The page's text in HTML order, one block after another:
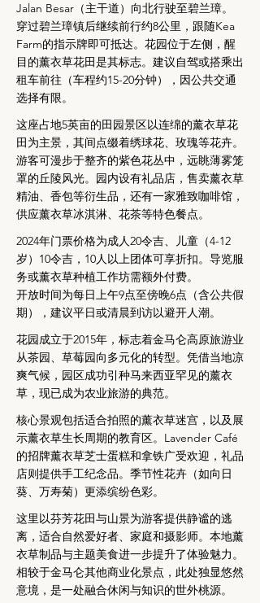
Jalan Besar（主干道）向北行驶至碧兰璋。
穿过碧兰璋镇后继续前行约8公里，跟随Kea
Farm的指示牌即可抵达。花园位于左侧，醒
目的薰衣草花田是其标志。建议自驾或搭乘出
租车前往（车程约15-20分钟），因公共交通
选择有限。
这座占地5英亩的田园景区以连绵的薰衣草花
田为主景，其间点缀着绣球花、玫瑰等花卉。
游客可漫步于整齐的紫色花丛中，远眺薄雾笼
罩的丘陵风光。园内设有礼品店，售卖薰衣草
精油、香包等衍生品，还有一家雅致咖啡馆，
供应薰衣草冰淇淋、花茶等特色餐点。
2024年门票价格为成人20令吉、儿童（4-12
岁）10令吉，10人以上团体可享折扣。导览服
务或薰衣草种植工作坊需额外付费。
开放时间为每日上午9点至傍晚6点（含公共假
期），建议平日或清晨到访以避开人潮。
花园成立于2015年，标志着金马仑高原旅游业
从茶园、草莓园向多元化的转型。凭借当地凉
爽气候，园区成功引种马来西亚罕见的薰衣
草，现已成为农业旅游的典范。
核心景观包括适合拍照的薰衣草迷宫，以及展
示薰衣草生长周期的教育区。Lavender Café
的招牌薰衣草芝士蛋糕和拿铁广受欢迎，礼品
店则提供手工纪念品。季节性花卉（如向日
葵、万寿菊）更添缤纷色彩。
这里以芬芳花田与山景为游客提供静谧的逃
离，适合自然爱好者、家庭和摄影师。本地薰
衣草制品与主题美食进一步提升了体验魅力。
相较于金马仑其他商业化景点，此处独显悠然
意境，是一处融合休闲与知识的世外桃源。